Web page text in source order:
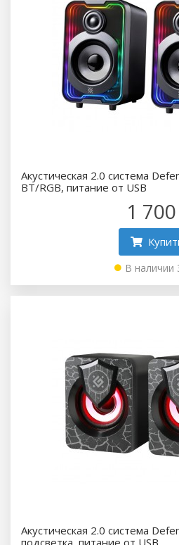
Акустическая 2.0 система
BT/RGB, питание от USB
1 700
В наличии
Акустическая 2.0 система
подсветка, питание от USB